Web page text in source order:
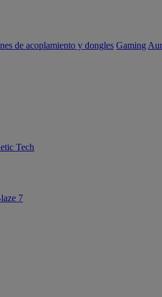
de acoplamiento y dongles Gaming
Tech
7